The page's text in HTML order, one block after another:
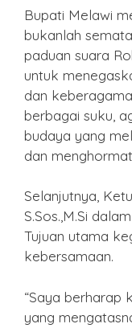
Bupati Melawi
bukanlah
paduan suara
untuk
dan
berbagai suku,
budaya yang
dan
Selanjutnya,
S.Sos.,M.Si
Tujuan utama
kebersamaan.
“Saya berharap
yang